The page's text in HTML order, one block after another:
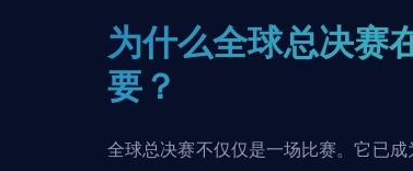
为什么全球总决赛
要？
全球总决赛不仅仅是一场比赛。它已